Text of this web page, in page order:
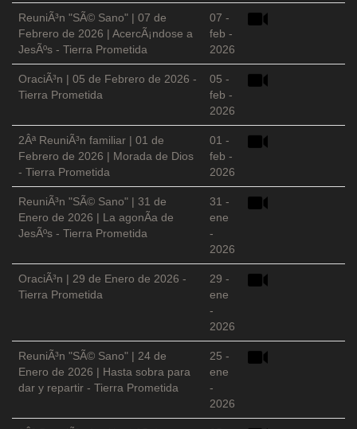
ReuniÃ³n "SÃ© Sano" | 07 de
Febrero de 2026 | AcercÃ¡ndose a
JesÃºs - Tierra Prometida
07 -
feb -
2026
OraciÃ³n | 05 de Febrero de 2026 -
Tierra Prometida
05 -
feb -
2026
2Âª ReuniÃ³n familiar | 01 de
Febrero de 2026 | Morada de Dios
- Tierra Prometida
01 -
feb -
2026
ReuniÃ³n "SÃ© Sano" | 31 de
Enero de 2026 | La agonÃ­a de
JesÃºs - Tierra Prometida
31 -
ene
-
2026
OraciÃ³n | 29 de Enero de 2026 -
Tierra Prometida
29 -
ene
-
2026
ReuniÃ³n "SÃ© Sano" | 24 de
Enero de 2026 | Hasta sobra para
dar y repartir - Tierra Prometida
25 -
ene
-
2026